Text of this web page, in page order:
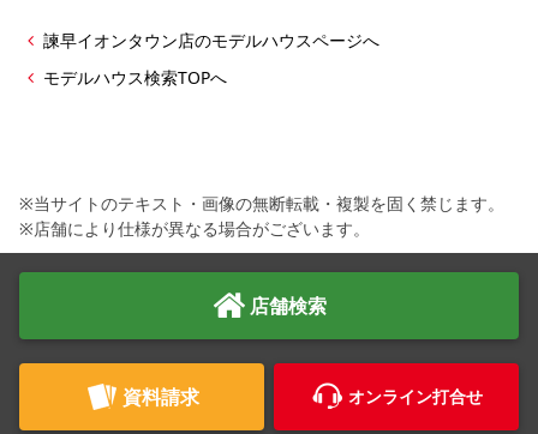
諫早イオンタウン店のモデルハウスページへ
モデルハウス検索TOPへ
※当サイトのテキスト・画像の無断転載・複製を固く禁じます。
※店舗により仕様が異なる場合がございます。
店舗検索
資料請求 オンライン打合せ